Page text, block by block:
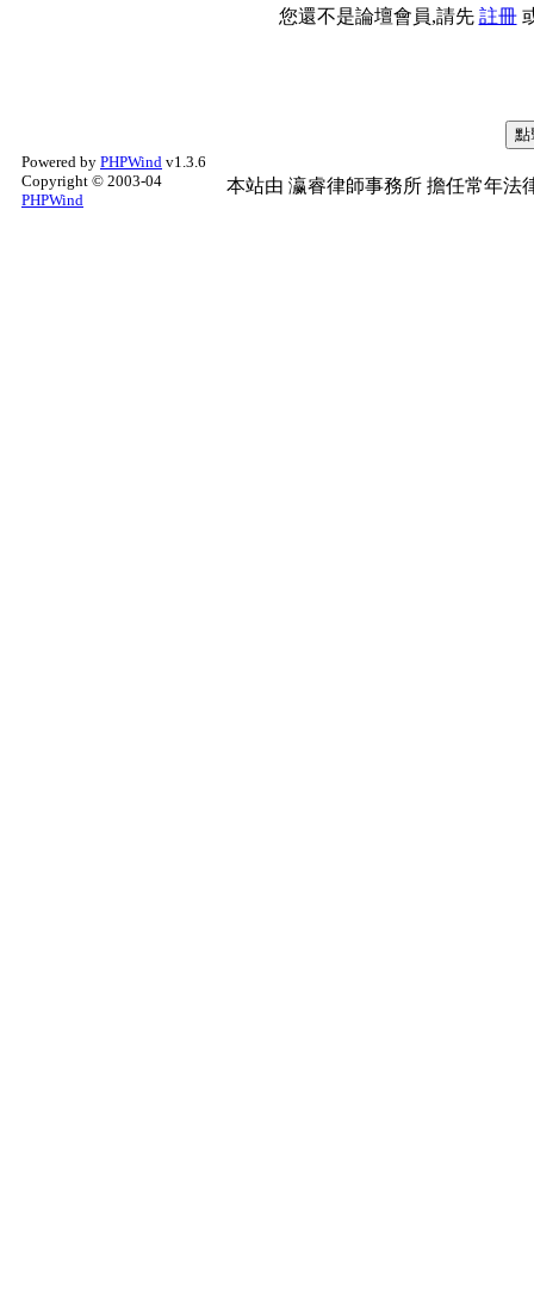
您還不是論壇會員,請先 註冊
Powered by PHPWind v1.3.6
Copyright © 2003-04
PHPWind
本站由 瀛睿律師事務所 擔任常年法